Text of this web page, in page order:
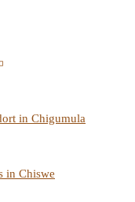
in Chigumula
in Chiswe